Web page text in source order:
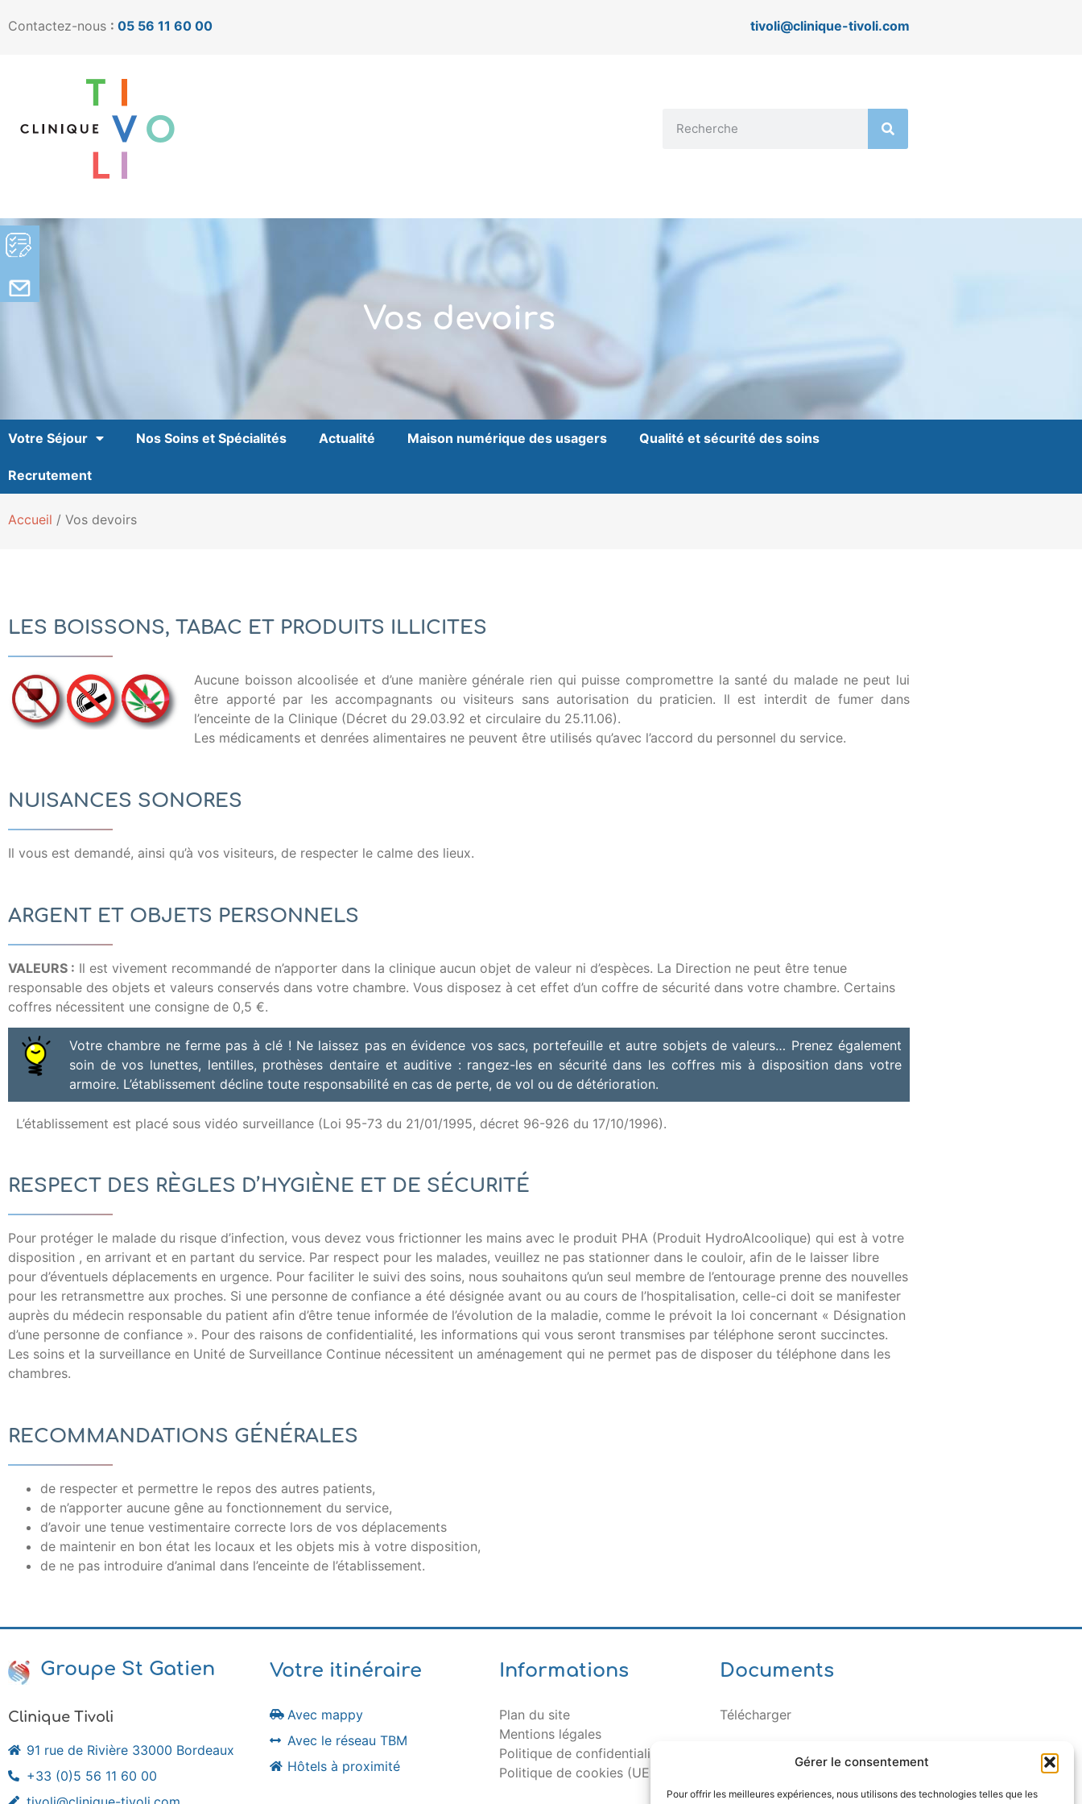
Gérer le consentement
Pour offrir les meilleures expériences, nous utilisons des technologies telles que les
Contactez-nous : 05 56 11 60 00 tivoli@clinique-tivoli.com
Vos devoirs
Votre Séjour Nos Soins et Spécialités Actualité Maison numérique des usagers Qualité et sécurité des soins
Recrutement
Accueil / Vos devoirs
LES BOISSONS, TABAC ET PRODUITS ILLICITES
Aucune boisson alcoolisée et d’une manière générale rien qui puisse compromettre la santé du malade ne peut lui
être apporté par les accompagnants ou visiteurs sans autorisation du praticien. Il est interdit de fumer dans
l’enceinte de la Clinique (Décret du 29.03.92 et circulaire du 25.11.06).
Les médicaments et denrées alimentaires ne peuvent être utilisés qu’avec l’accord du personnel du service.
NUISANCES SONORES
Il vous est demandé, ainsi qu’à vos visiteurs, de respecter le calme des lieux.
ARGENT ET OBJETS PERSONNELS
VALEURS : Il est vivement recommandé de n’apporter dans la clinique aucun objet de valeur ni d’espèces. La Direction ne peut être tenue
responsable des objets et valeurs conservés dans votre chambre. Vous disposez à cet effet d’un coffre de sécurité dans votre chambre. Certains
coffres nécessitent une consigne de 0,5 €.
Votre chambre ne ferme pas à clé ! Ne laissez pas en évidence vos sacs, portefeuille et autre sobjets de valeurs… Prenez également
soin de vos lunettes, lentilles, prothèses dentaire et auditive : rangez-les en sécurité dans les coffres mis à disposition dans votre
armoire. L’établissement décline toute responsabilité en cas de perte, de vol ou de détérioration.
L’établissement est placé sous vidéo surveillance (Loi 95-73 du 21/01/1995, décret 96-926 du 17/10/1996).
RESPECT DES RÈGLES D’HYGIÈNE ET DE SÉCURITÉ
Pour protéger le malade du risque d’infection, vous devez vous frictionner les mains avec le produit PHA (Produit HydroAlcoolique) qui est à votre
disposition , en arrivant et en partant du service. Par respect pour les malades, veuillez ne pas stationner dans le couloir, afin de le laisser libre
pour d’éventuels déplacements en urgence. Pour faciliter le suivi des soins, nous souhaitons qu’un seul membre de l’entourage prenne des nouvelles
pour les retransmettre aux proches. Si une personne de confiance a été désignée avant ou au cours de l’hospitalisation, celle-ci doit se manifester
auprès du médecin responsable du patient afin d’être tenue informée de l’évolution de la maladie, comme le prévoit la loi concernant « Désignation
d’une personne de confiance ». Pour des raisons de confidentialité, les informations qui vous seront transmises par téléphone seront succinctes.
Les soins et la surveillance en Unité de Surveillance Continue nécessitent un aménagement qui ne permet pas de disposer du téléphone dans les
chambres.
RECOMMANDATIONS GÉNÉRALES
de respecter et permettre le repos des autres patients,
de n’apporter aucune gêne au fonctionnement du service,
d’avoir une tenue vestimentaire correcte lors de vos déplacements
de maintenir en bon état les locaux et les objets mis à votre disposition,
de ne pas introduire d’animal dans l’enceinte de l’établissement.
Groupe St Gatien
Clinique Tivoli
91 rue de Rivière 33000 Bordeaux
+33 (0)5 56 11 60 00
Votre itinéraire
Avec mappy
Avec le réseau TBM
Hôtels à proximité
Informations
Plan du site
Mentions légales
Politique de confidentialité
Politique de cookies (UE)
Documents
Télécharger